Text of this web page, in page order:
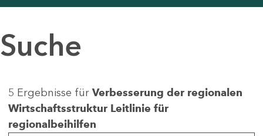
Suche
5 Ergebnisse für Verbesserung der regionalen
Wirtschaftsstruktur Leitlinie für
regionalbeihilfen